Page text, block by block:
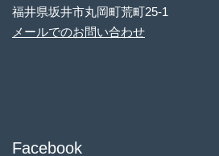
福井県坂井市丸岡町荒町25-1
メールでのお問い合わせ
Facebook